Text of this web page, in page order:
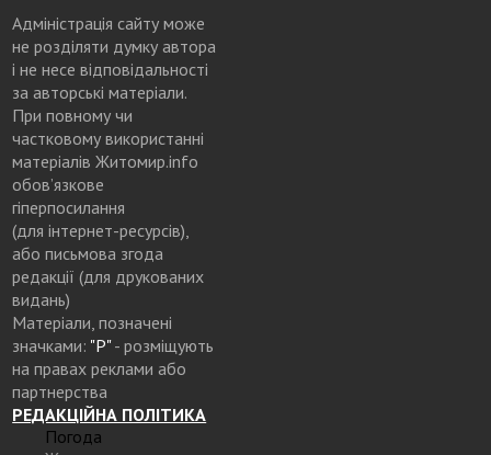
Адміністрація сайту може
не розділяти думку автора
і не несе відповідальності
за авторські матеріали.
При повному чи
частковому використанні
матеріалів Житомир.info
обов’язкове
гіперпосилання
(для інтернет-ресурсів),
або письмова згода
редакції (для друкованих
видань)
Матеріали, позначені
значками: "Р"- розміщують
на правах реклами або
партнерства
РЕДАКЦІЙНА ПОЛІТИКА
Погода